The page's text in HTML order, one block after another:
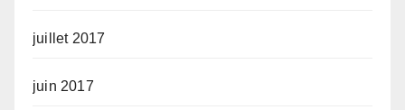
juillet 2017
juin 2017